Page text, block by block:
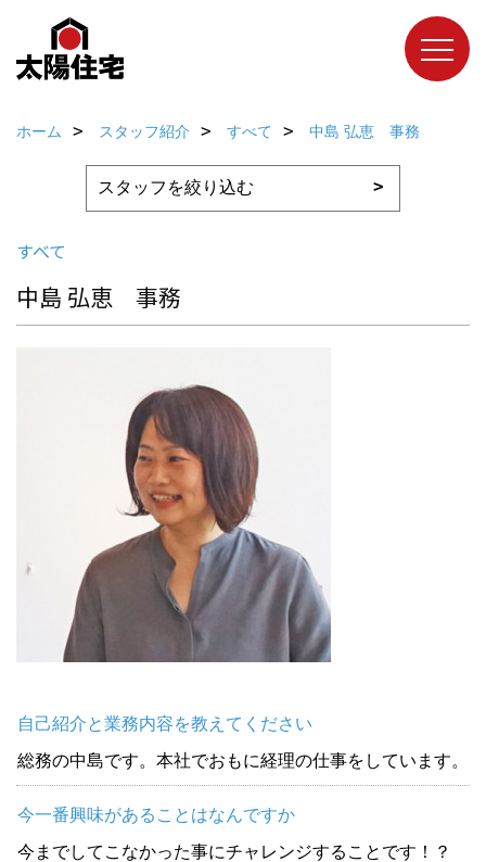
ホーム スタッフ紹介 すべて 中島 弘恵 事務
すべて
中島 弘恵 事務
自己紹介と業務内容を教えてください
総務の中島です。本社でおもに経理の仕事をしています。
今一番興味があることはなんですか
今までしてこなかった事にチャレンジすることです！？